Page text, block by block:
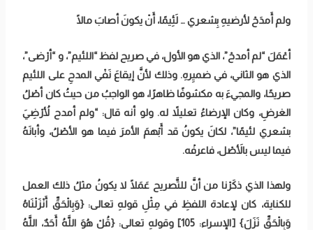
ولم أَمدَحْ لأرضيهِ بِشعري … لَئِيمًا، أَنْ يكونَ أصابَ مالًا
أعْمَلَ “لم أمدحْ”، الذي هو الأول، في صريح لفظ “اللئيم”، و “أرْضى”،
الذي هو الثاني، في ضميِرهِ. وذلك لأنَّ إيقاعَ نَفْي المدحِ على اللئيم
صريحًا، والمجيءَ به مكشوفًا ظاهرًا، هو الواجبُ من حيثُ كان أصْلُ
الغرضِ، وكان الإرضاءُ تعليلاً له. ولو أنه قال: “ولم أمدح لأُرْضِيَ
بشعري لئيمًا”، لكانَ يكونُ قد أَبْهمَ الأمرَ فيما هو الأصْلُ، وأبانَهُ
فيما ليس بالأَصْل، فاعرفْه.
ولهذا الذي ذكَرْنا من أنَّ للتَّصريح عَمَلًا لا يكونُ مثلُ ذلك العمل
للكناية، كان لإعادة اللفظِ في مِثْلِ قولهِ تعالى: {وَبِالْحَقِّ أَنْزَلْنَاهُ
وَبِالْحَقِّ نَزَلَ} [الإسراء: 105] وقولهِ تعالى: {قُلْ هُوَ اللَّهُ أَحَدٌ، اللَّهُ